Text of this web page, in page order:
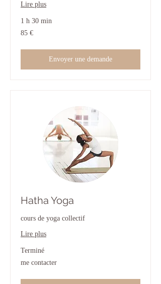
Lire plus
1 h 30 min
85
euros
85 €
Envoyer une demande
Hatha Yoga
cours de yoga collectif
Lire plus
Terminé
contacter
me contacter